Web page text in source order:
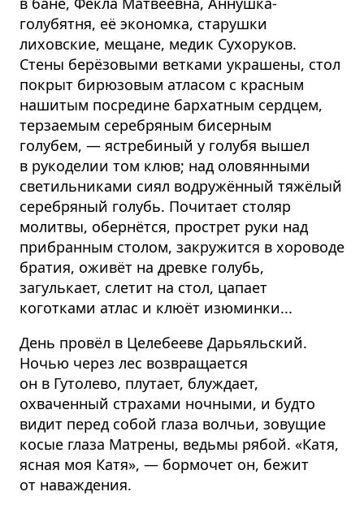
голубятня, её экономка, старушки
лиховские, мещане, медик Сухоруков.
Стены берёзовыми ветками украшены, стол
покрыт бирюзовым атласом с красным
нашитым посредине бархатным сердцем,
терзаемым серебряным бисерным
голубем, — ястребиный у голубя вышел
в рукоделии том клюв; над оловянными
светильниками сиял водружённый тяжёлый
серебряный голубь. Почитает столяр
молитвы, обернётся, прострет руки над
прибранным столом, закружится в хороводе
братия, оживёт на древке голубь,
загулькает, слетит на стол, цапает
коготками атлас и клюёт изюминки...
День провёл в Целебееве Дарьяльский.
Ночью через лес возвращается
он в Гутолево, плутает, блуждает,
охваченный страхами ночными, и будто
видит перед собой глаза волчьи, зовущие
косые глаза Матрены, ведьмы рябой. «Катя,
ясная моя Катя», — бормочет он, бежит
от наваждения.